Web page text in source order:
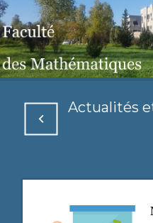
Actualités